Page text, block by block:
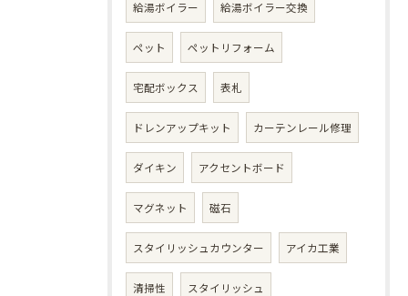
給湯ボイラー 給湯ボイラー交換
ペット ペットリフォーム
宅配ボックス 表札
ドレンアップキット カーテンレール修理
ダイキン アクセントボード
マグネット 磁石
スタイリッシュカウンター アイカ工業
清掃性 スタイリッシュ